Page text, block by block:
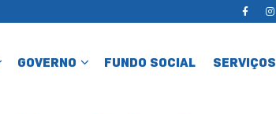
GOVERNO FUNDO SOCIAL SERVIÇOS